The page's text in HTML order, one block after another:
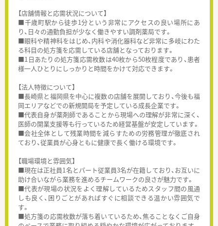
【店舗情報と応需状況について】
■千歳町駅から徒歩1分という非常にアクセスの良い場所にあ
り、日々の通勤負担が少なく働きやすい調剤薬局です。
■眼科や精神科をはじめ、内科や消化器科など非常に多岐にわた
る科目の処方箋を応需している店舗となっております。
■1日あたりの処方箋応需枚数は40枚から50枚程度であり、患者
様一人ひとりにしっかりと時間をかけて対応できます。
【法人特徴について】
■長崎県と福岡県を中心に複数の店舗を展開しており、今後も福
岡エリアなどでの新規開局を予定している成長企業です。
■代表自身が薬剤師であることから現場への理解が非常に深く、
医師の開業支援等も行っているため経営基盤が安定しています。
■会社全体として残業時間を減らすための労務管理が徹底され
ており、従業員が心身ともに健康で長く働ける環境です。
【職場環境と雰囲気】
■現在は正社員1名とパート従業員3名が在籍しており、お互いに
助け合いながら業務を進めるチームワークの良さが魅力です。
■代表が現場の状況をよく理解しているためスタッフ間の風通
しも良く、困りごとがあればすぐに相談できる温かい雰囲気で
す。
■処方箋の応需枚数が落ち着いているため、焦ることなくご自身